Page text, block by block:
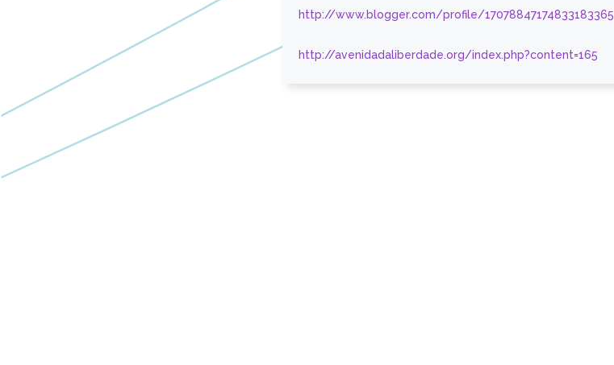
http://www.blogger.com/profile/17078847174833183365
http://avenidadaliberdade.org/index.php?content=165